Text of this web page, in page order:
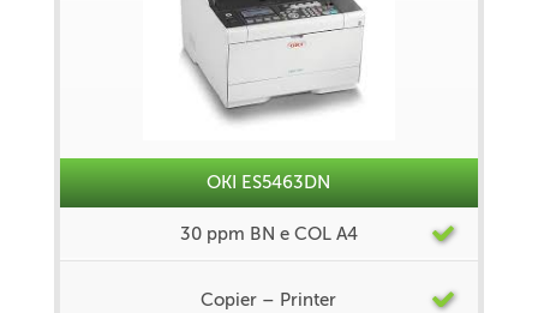
OKI ES5463DN
30 ppm BN e COL A4
Copier – Printer